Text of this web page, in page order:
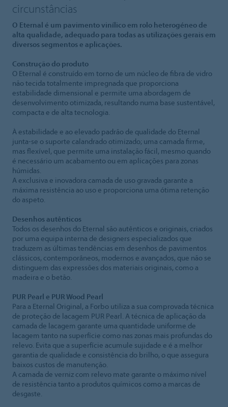
circunstâncias
O Eternal é um pavimento vinílico em rolo heterogéneo de
alta qualidade, adequado para todas as utilizações gerais em
diversos segmentos e aplicações.
Construção do produto
O Eternal é construído em torno de um núcleo de fibra de vidro
não tecida totalmente impregnada que proporciona
estabilidade dimensional e permite uma abordagem de
desenvolvimento otimizada, resultando numa base sustentável,
compacta e de alta tecnologia.
À estabilidade e ao elevado padrão de qualidade do Eternal
junta-se o suporte calandrado otimizado; uma camada firme,
mas flexível, que permite uma instalação fácil, mesmo quando
é necessário um acabamento ou em aplicações para zonas
húmidas.
A exclusiva e inovadora camada de uso gravada garante a
máxima resistência ao uso e proporciona uma ótima retenção
do aspeto.
Desenhos autênticos
Todos os desenhos do Eternal são autênticos e originais, criados
por uma equipa interna de designers especializados que
traduzem as últimas tendências em desenhos de pavimentos
clássicos, contemporâneos, modernos e avançados, que não se
distinguem das expressões dos materiais originais, como a
madeira e o betão.
PUR Pearl e PUR Wood Pearl
Para a Eternal Original, a Forbo utiliza a sua comprovada técnica
de proteção de lacagem PUR Pearl. A técnica de aplicação da
camada de lacagem garante uma quantidade uniforme de
lacagem tanto na superfície como nas zonas mais profundas do
relevo. Evita que a superfície acumule sujidade e é a melhor
garantia de qualidade e consistência do brilho, o que assegura
baixos custos de manutenção.
A camada de verniz com relevo mate garante o máximo nível
de resistência tanto a produtos químicos como a marcas de
desgaste.